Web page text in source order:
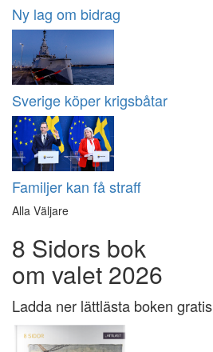
Ny lag om bidrag
Sverige köper krigsbåtar
Familjer kan få straff
Alla Väljare
8 Sidors bok
om valet 2026
Ladda ner lättlästa boken gratis